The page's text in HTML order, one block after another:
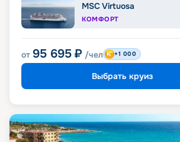
MSC Virtuosa
КОМФОРТ
от 95 695 ₽ /чел +1 000
Выбрать круиз